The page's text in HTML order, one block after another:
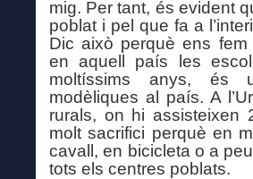
mig. Per tant, és evident
poblat i pel que fa a
Dic això perquè ens
en aquell país les
moltíssims anys, és
modèliques al país. A
rurals, on hi assisteixen
molt sacrifici perquè en
cavall, en bicicleta o a
tots els centres poblats.